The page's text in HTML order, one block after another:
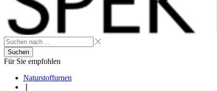
Suchen
Für Sie empfohlen
Naturstoffurnen